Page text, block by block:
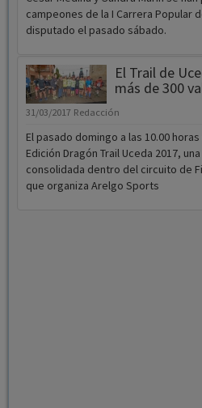
campeones de la I Carrera Popular
disputado el pasado sábado.
El Trail de
más de 300
31/03/2017 Redacción
El pasado domingo a las 10.00
Edición Dragón Trail Uceda 2017,
consolidada dentro del circuito de
que organiza Arelgo Sports